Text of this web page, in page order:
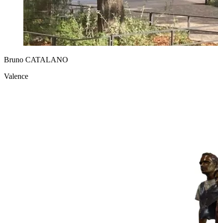
Bruno CATALANO
Valence